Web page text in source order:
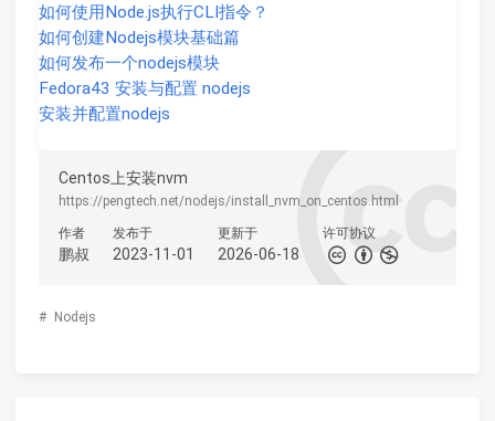
如何使用Node.js执行CLI指令？
如何创建Nodejs模块基础篇
如何发布一个nodejs模块
Fedora43 安装与配置 nodejs
安装并配置nodejs
Centos上安装nvm
https://pengtech.net/nodejs/install_nvm_on_centos.html
作者
鹏叔
发布于
2023-11-01
更新于
2026-06-18
许可协议
# Nodejs